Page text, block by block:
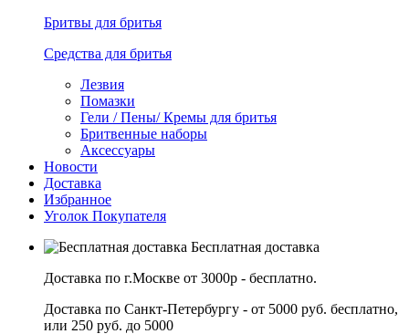
Бритвы для бритья
Средства для бритья
Лезвия
Помазки
Гели / Пены/ Кремы для бритья
Бритвенные наборы
Аксессуары
Новости
Доставка
Избранное
Уголок Покупателя
Бесплатная доставка
Доставка по г.Москве от 3000р - бесплатно.
Доставка по Санкт-Петербургу - от 5000 руб. бесплатно,
или 250 руб. до 5000